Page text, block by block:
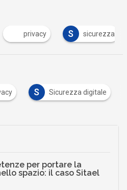
Tutto su Cyber
S Sicurezza digitale
per portare la
spazio: il caso Sitael